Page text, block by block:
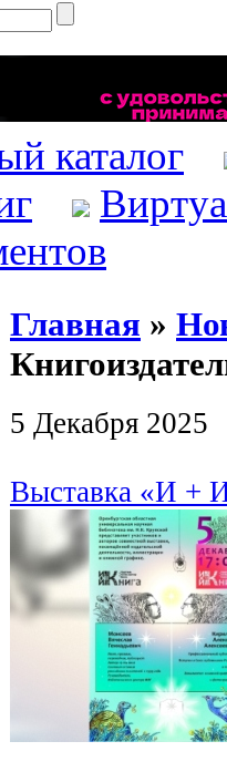
каталог
Главная »
5 Декабря 2025
Выставка «И +